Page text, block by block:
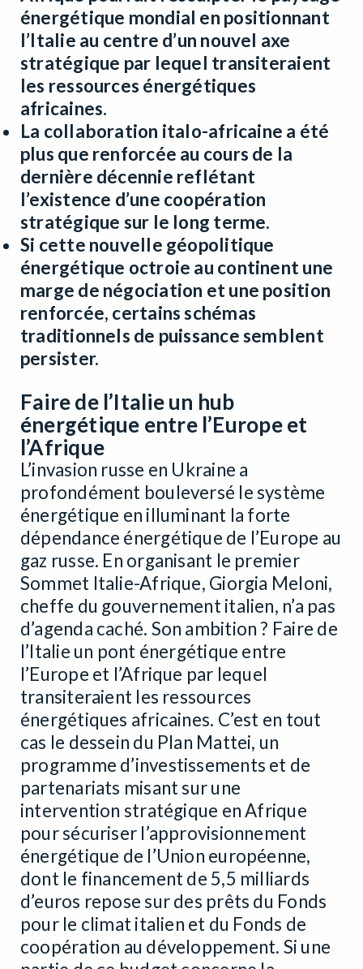
énergétique mondial en positionnant
l’Italie au centre d’un nouvel axe
stratégique par lequel transiteraient
les ressources énergétiques
africaines.
La collaboration italo-africaine a été
plus que renforcée au cours de la
dernière décennie reflétant
l’existence d’une coopération
stratégique sur le long terme.
Si cette nouvelle géopolitique
énergétique octroie au continent une
marge de négociation et une position
renforcée, certains schémas
traditionnels de puissance semblent
persister.
Faire de l’Italie un hub
énergétique entre l’Europe et
l’Afrique
L’invasion russe en Ukraine a
profondément bouleversé le système
énergétique en illuminant la forte
dépendance énergétique de l’Europe au
gaz russe. En organisant le premier
Sommet Italie-Afrique, Giorgia Meloni,
cheffe du gouvernement italien, n’a pas
d’agenda caché. Son ambition ? Faire de
l’Italie un pont énergétique entre
l’Europe et l’Afrique par lequel
transiteraient les ressources
énergétiques africaines. C’est en tout
cas le dessein du Plan Mattei, un
programme d’investissements et de
partenariats misant sur une
intervention stratégique en Afrique
pour sécuriser l’approvisionnement
énergétique de l’Union européenne,
dont le financement de 5,5 milliards
d’euros repose sur des prêts du Fonds
pour le climat italien et du Fonds de
coopération au développement. Si une